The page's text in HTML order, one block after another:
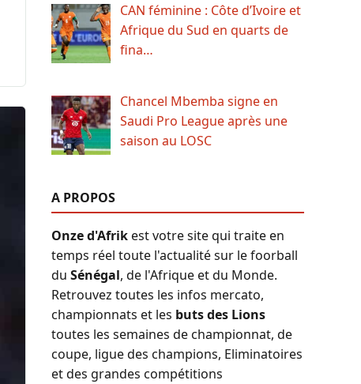
CAN féminine : Côte d’Ivoire et
Afrique du Sud en quarts de
fina…
Chancel Mbemba signe en
Saudi Pro League après une
saison au LOSC
A PROPOS
Onze d'Afrikest votre site qui traite en
temps réel toute l'actualité sur le foorball
du Sénégal, de l'Afrique et du Monde.
Retrouvez toutes les infos mercato,
championnats et les buts des Lions
toutes les semaines de championnat, de
coupe, ligue des champions, Eliminatoires
et des grandes compétitions